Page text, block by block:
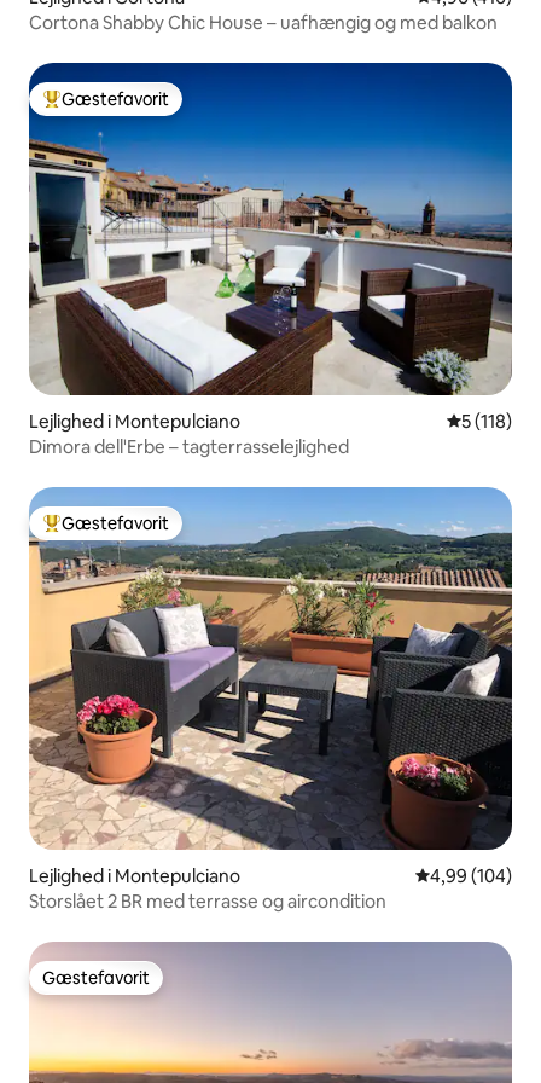
Cortona Shabby Chic House – uafhængig og med balkon
Bedste gæstefavorit
Gæstefavorit
Lejlighed i Montepulciano 5 ud af 5 i
5 (118)
Dimora dell'Erbe – tagterrasselejlighed
Bedste gæstefavorit
Gæstefavorit
Lejlighed i Montepulciano 4,99 ud af 5 i
4,99 (104)
Storslået 2 BR med terrasse og aircondition
Gæstefavorit
Gæstefavorit